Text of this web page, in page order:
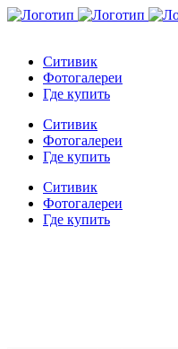
Ситивик
Фотогалереи
Где купить
Ситивик
Фотогалереи
Где купить
Ситивик
Фотогалереи
Где купить